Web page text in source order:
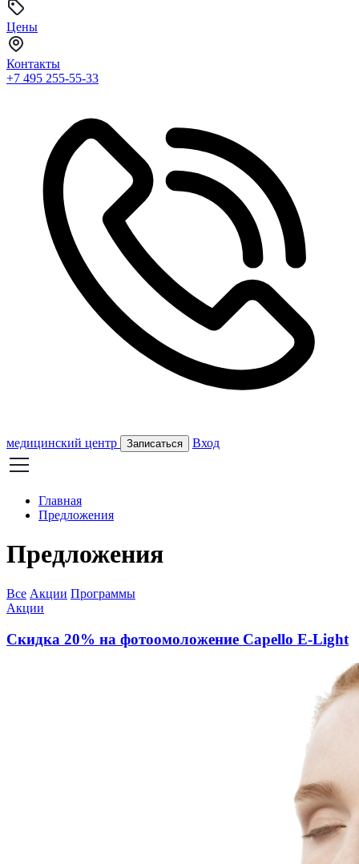
Цены
Контакты
+7 495 255-55-33
медицинский центр Записаться Вход
Главная
Предложения
Предложения
Все Акции Программы
Акции
Скидка 20% на фотоомоложение Capello E-Light